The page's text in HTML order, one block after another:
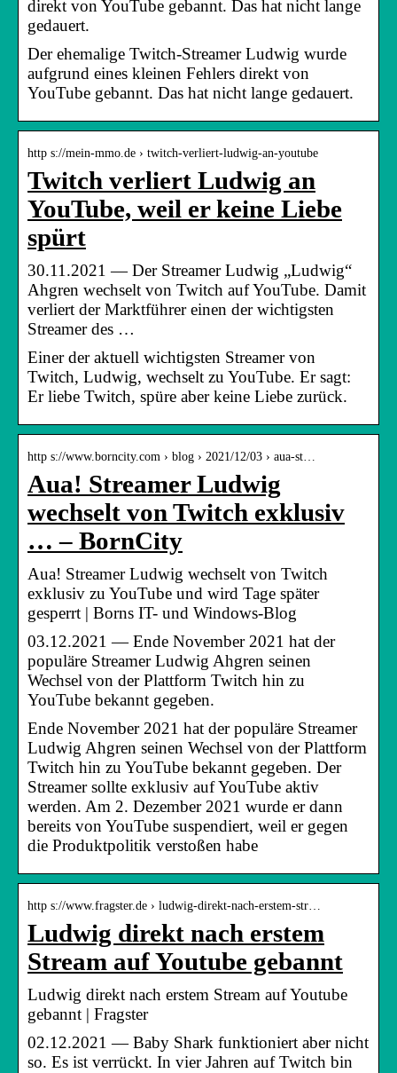
direkt von YouTube gebannt. Das hat nicht lange
gedauert.
Der ehemalige Twitch-Streamer Ludwig wurde
aufgrund eines kleinen Fehlers direkt von
YouTube gebannt. Das hat nicht lange gedauert.
http s://mein-mmo.de › twitch-verliert-ludwig-an-youtube
Twitch verliert Ludwig an
YouTube, weil er keine Liebe
spürt
30.11.2021 — Der Streamer Ludwig „Ludwig“
Ahgren wechselt von Twitch auf YouTube. Damit
verliert der Marktführer einen der wichtigsten
Streamer des …
Einer der aktuell wichtigsten Streamer von
Twitch, Ludwig, wechselt zu YouTube. Er sagt:
Er liebe Twitch, spüre aber keine Liebe zurück.
http s://www.borncity.com › blog › 2021/12/03 › aua-st…
Aua! Streamer Ludwig
wechselt von Twitch exklusiv
… – BornCity
Aua! Streamer Ludwig wechselt von Twitch
exklusiv zu YouTube und wird Tage später
gesperrt | Borns IT- und Windows-Blog
03.12.2021 — Ende November 2021 hat der
populäre Streamer Ludwig Ahgren seinen
Wechsel von der Plattform Twitch hin zu
YouTube bekannt gegeben.
Ende November 2021 hat der populäre Streamer
Ludwig Ahgren seinen Wechsel von der Plattform
Twitch hin zu YouTube bekannt gegeben. Der
Streamer sollte exklusiv auf YouTube aktiv
werden. Am 2. Dezember 2021 wurde er dann
bereits von YouTube suspendiert, weil er gegen
die Produktpolitik verstoßen habe
http s://www.fragster.de › ludwig-direkt-nach-erstem-str…
Ludwig direkt nach erstem
Stream auf Youtube gebannt
Ludwig direkt nach erstem Stream auf Youtube
gebannt | Fragster
02.12.2021 — Baby Shark funktioniert aber nicht
so. Es ist verrückt. In vier Jahren auf Twitch bin